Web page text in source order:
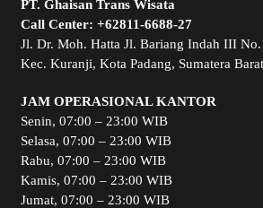
PT. Ghaisan Trans Wisata
Call Center: +62811-6688-27
Jl. Dr. Moh. Hatta Jl. Bariang Indah III
Kec. Kuranji, Kota Padang, Sumatera
JAM OPERASIONAL KANTOR
Senin, 07:00 – 23:00 WIB
Selasa, 07:00 – 23:00 WIB
Rabu, 07:00 – 23:00 WIB
Kamis, 07:00 – 23:00 WIB
Jumat, 07:00 – 23:00 WIB